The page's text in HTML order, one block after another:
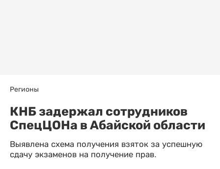
Регионы
КНБ задержал сотрудников
СпецЦОНа в Абайской области
Выявлена схема получения взяток за успешную
сдачу экзаменов на получение прав.